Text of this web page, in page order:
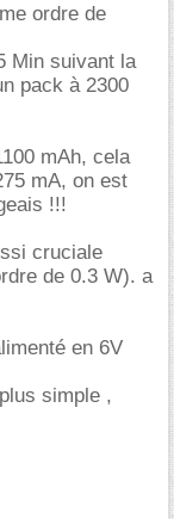
ordre de
Min suivant la
pack à 2300
mAh, cela
mA, on est
!!!
cruciale
de 0.3 W). a
en 6V
simple ,